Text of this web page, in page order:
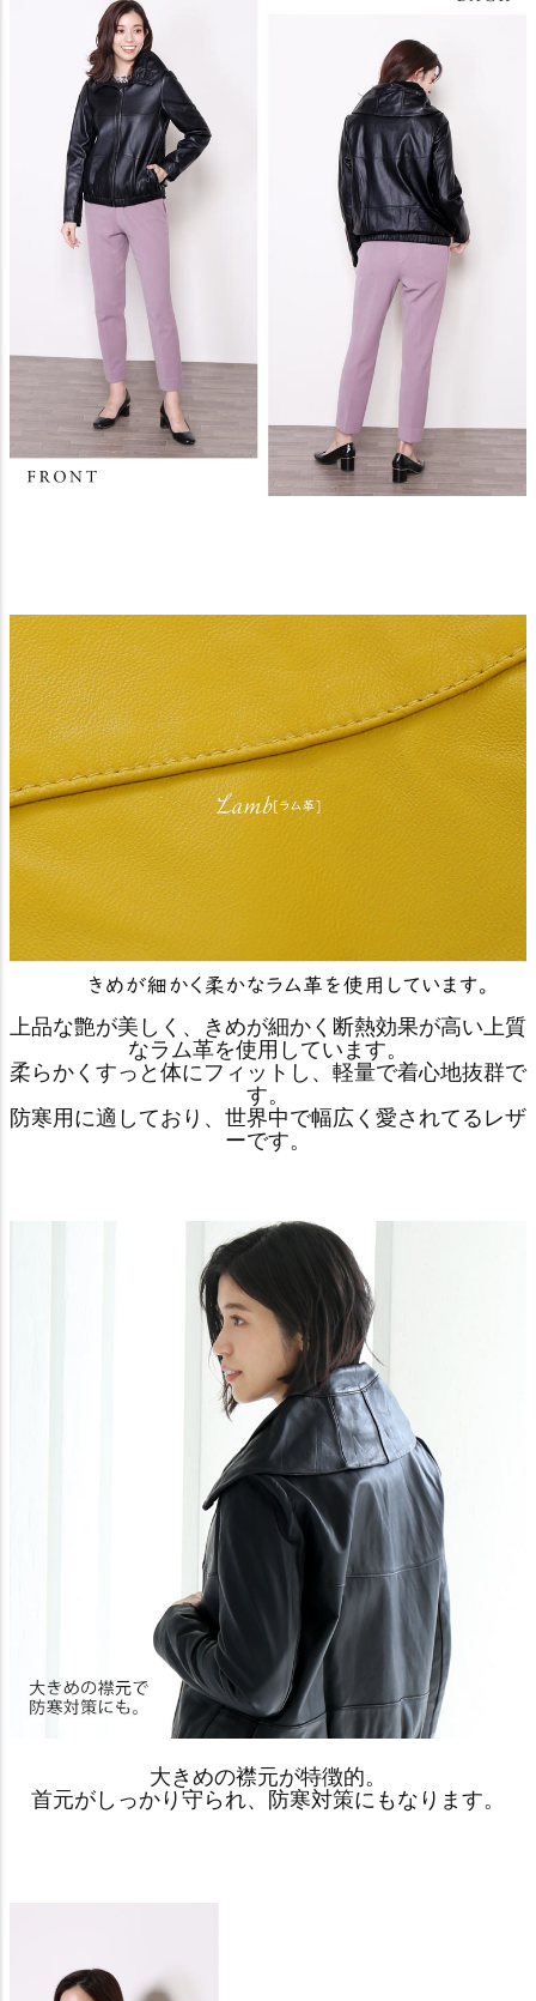
上品な艶が美しく、きめが細かく断熱効果が高い上質
なラム革を使用しています。
柔らかくすっと体にフィットし、軽量で着心地抜群で
す。
防寒用に適しており、世界中で幅広く愛されてるレザ
ーです。
大きめの襟元が特徴的。
首元がしっかり守られ、防寒対策にもなります。